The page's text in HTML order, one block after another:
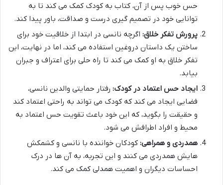
حس خوب پس از آن، کتاب به کودک کمک می کند تا به
توانایی خود در تصمیم گیری درست و صداقت، باور پیدا کند.
پرورش تفکر خلاق: اگرچه نانسی در ابتدا از خلاقیت خود برای
ساختن یک داستان دروغین استفاده می کند، اما در نهایت، این
تفکر خلاق به او کمک می کند تا راه حلی برای اعتراف و جبران
بیابد.
ایجاد حس اعتماد در کودک: رفتار حمایتی والدین نانسی،
فضایی ایجاد می کند که کودک می تواند به راحتی اعتماد کند
و حقیقت را بگوید، که این خود باعث تقویت حس اعتماد به
محیط و افراد اطرافش می شود.
همدردی و همراهی: کودکان خواننده با نانسی و کشمکش
هایش همدردی می کنند و این تجربه، به آن ها در درک
احساسات دیگران و اهمیت همدلی کمک می کند.